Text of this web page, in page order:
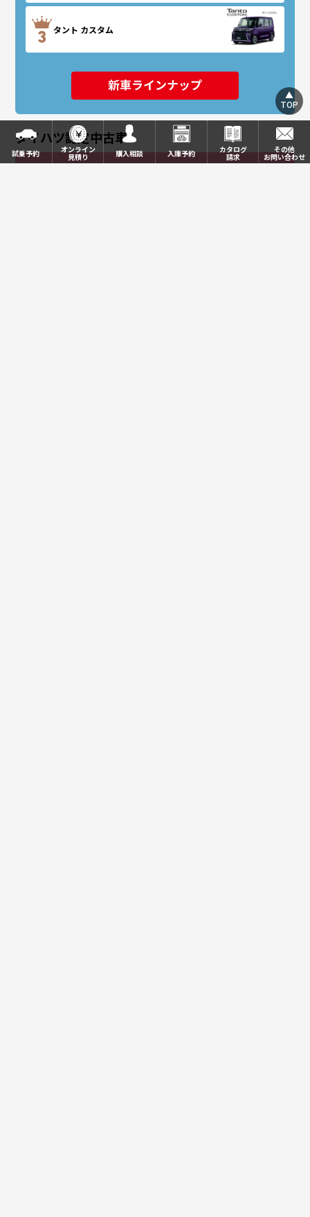
タント カスタム
ダイハツ認定中古車
TOP
試乗予約 オンライン
見積り 購入相談 入庫予約 カタログ
請求
その他
お問い合わせ